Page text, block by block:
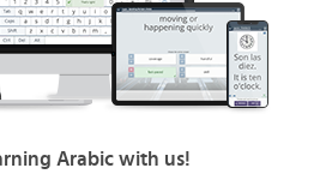
Arabic with us!